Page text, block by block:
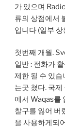
가 있으며
류의 상점에서
입니다 (일부
첫번째 개월.
일반 : 전화가
제한 될 수 있
는곳 쳤다. 국
에서 Waqas를
찰구를 잃어 버
을 사용하게되